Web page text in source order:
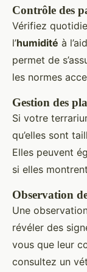
Contrôle des
Vérifiez
l’humidité à
permet de
les normes
Gestion des
Si votre
qu’elles sont
Elles peuvent
si elles
Observation
Une
révéler des
vous que leur
consultez un